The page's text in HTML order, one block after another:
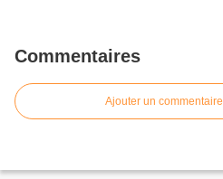
Commentaires
Ajouter un commentaire